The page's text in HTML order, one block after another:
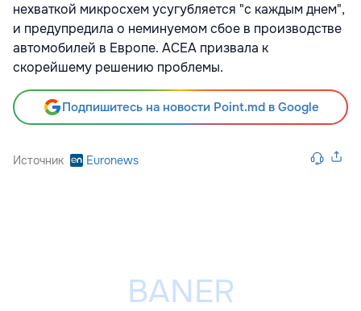
нехваткой микросхем усугубляется "с каждым днем",
и предупредила о неминуемом сбое в производстве
автомобилей в Европе. ACEA призвала к
скорейшему решению проблемы.
Подпишитесь на новости Point.md в Google
Источник Euronews